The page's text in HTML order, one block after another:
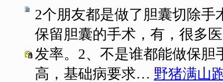
2个朋友都是做了胆囊切除
保留胆囊的手术，有，很多
发率。2、不是谁都能做保
高，基础病要求… 野猪满山